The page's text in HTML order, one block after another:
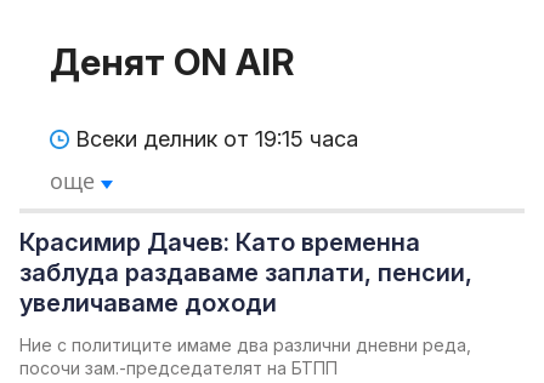
Денят ON AIR
Всеки делник от 19:15 часа
още
Красимир Дачев: Като временна
заблуда раздаваме заплати, пенсии,
увеличаваме доходи
Ние с политиците имаме два различни дневни реда,
посочи зам.-председателят на БТПП